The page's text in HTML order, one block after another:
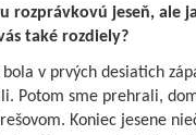
rozprávkovú jeseň, ale
také rozdiely?
v prvých desiatich
Potom sme prehrali,
Koniec jesene